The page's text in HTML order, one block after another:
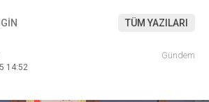
TÜM YAZILARI
14:52
Gündem